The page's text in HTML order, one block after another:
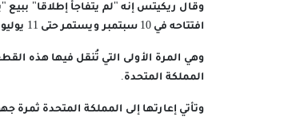
افتتاحه في 10 سبتمبر ويستمر حتى 11 يوليو 2027.
وهي المرة الأولى التي تُنقل فيها هذه
المملكة المتحدة.
وتأتي إعارتها إلى المملكة المتحدة